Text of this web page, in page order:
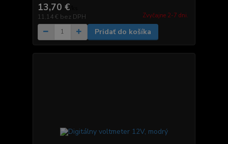
13,70 €
11,14 € bez DPH Zvyčajne 2-7 dni.
Pridať do košíka